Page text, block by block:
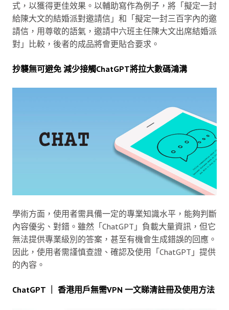
式，以獲得更佳效果。以輔助寫作為例子，將「擬定一封
給陳大文的結婚派對邀請信」和「擬定一封三百字內的邀
請信，用尊敬的語氣，邀請中六班主任陳大文出席結婚派
對」比較，後者的成品將會更貼合要求。
抄襲無可避免 減少接觸ChatGPT將拉大數碼鴻溝
學術方面，使用者需具備一定的專業知識水平，能夠判斷
內容優劣、對錯。雖然「ChatGPT」負載大量資訊，但它
無法提供專業級別的答案，甚至有機會生成錯誤的回應。
因此，使用者需謹慎查證、確認及使用「ChatGPT」提供
的內容。
ChatGPT ｜ 香港用戶無需VPN 一文睇清註冊及使用方法